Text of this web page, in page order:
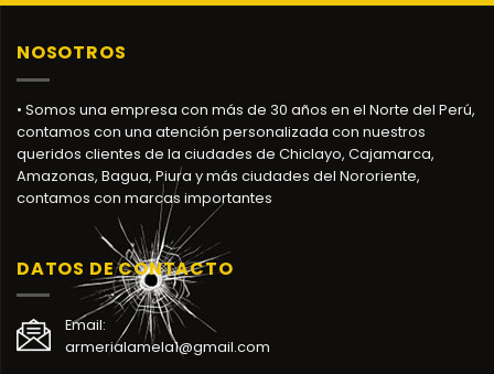
NOSOTROS
• Somos una empresa con más de 30 años en el Norte del Perú,
contamos con una atención personalizada con nuestros
queridos clientes de la ciudades de Chiclayo, Cajamarca,
Amazonas, Bagua, Piura y más ciudades del Nororiente,
contamos con marcas importantes
DATOS DE CONTACTO
Email:
armerialamela1@gmail.com